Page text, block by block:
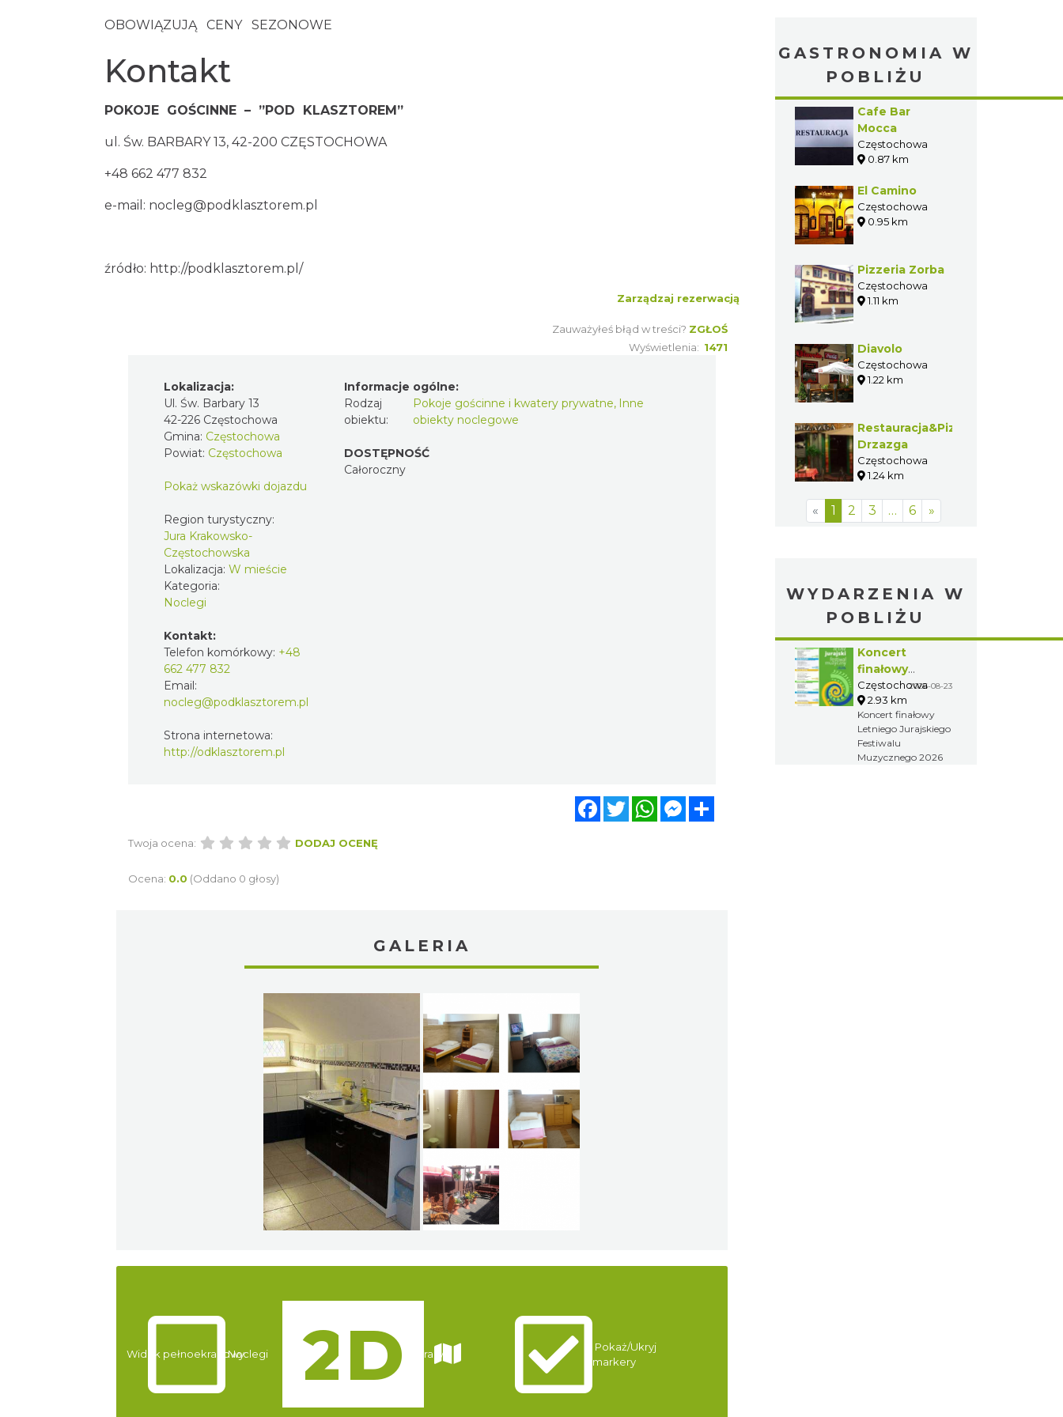
OBOWIĄZUJĄ CENY SEZONOWE
Kontakt
POKOJE GOŚCINNE – ”POD KLASZTOREM”
ul. Św. BARBARY 13, 42-200 CZĘSTOCHOWA
+48 662 477 832
e-mail: nocleg@podklasztorem.pl
źródło: http://podklasztorem.pl/
Zarządzaj rezerwacją
Zauważyłeś błąd w treści? ZGŁOŚ
Wyświetlenia: 1471
Lokalizacja:
Ul. Św. Barbary 13
42-226 Częstochowa
Gmina: Częstochowa
Powiat: Częstochowa
Pokaż wskazówki dojazdu
Region turystyczny:
Jura Krakowsko-
Częstochowska
Lokalizacja: W mieście
Kategoria:
Noclegi
Kontakt:
Telefon komórkowy: +48
662 477 832
Email:
nocleg@podklasztorem.pl
Strona internetowa:
http://odklasztorem.pl
Informacje ogólne:
Rodzaj
obiektu:
Pokoje gościnne i kwatery prywatne, Inne
obiekty noclegowe
DOSTĘPNOŚĆ
Całoroczny
FacebookTwitterWhatsAppMessenger
Twoja ocena: DODAJ OCENĘ
Ocena: 0.0 (Oddano 0 głosy)
GALERIA
Widok pełnoekranowy:Noclegi Trasy
Pokaż/Ukryj
markery
GASTRONOMIA W
POBLIŻU
Cafe Bar
Mocca
Częstochowa
0.87 km
El Camino
Częstochowa
0.95 km
Pizzeria Zorba
Częstochowa
1.11 km
Diavolo
Częstochowa
1.22 km
Restauracja&Pizzeria
Drzazga
Częstochowa
1.24 km
« 1 2 3 … 6 »
WYDARZENIA W
POBLIŻU
Koncert
finałowy
Letniego
Jurajskiego
Festiwalu
Muzycznego
2026
Częstochowa2026-08-23
2.93 km
Koncert finałowy
Letniego Jurajskiego
Festiwalu
Muzycznego 2026